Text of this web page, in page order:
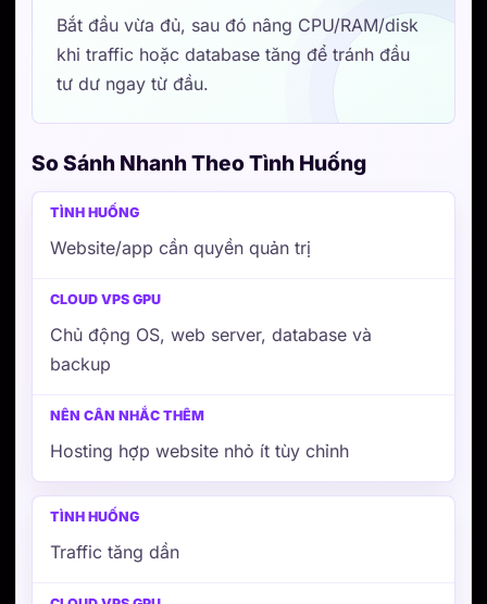
Bắt đầu vừa đủ, sau đó nâng CPU/RAM/disk
khi traffic hoặc database tăng để tránh đầu
tư dư ngay từ đầu.
So Sánh Nhanh Theo Tình Huống
Tình huống
Website/app cần quyền quản trị
Chủ động OS, web server, database và
backup
Hosting hợp website nhỏ ít tùy chỉnh
Traffic tăng dần